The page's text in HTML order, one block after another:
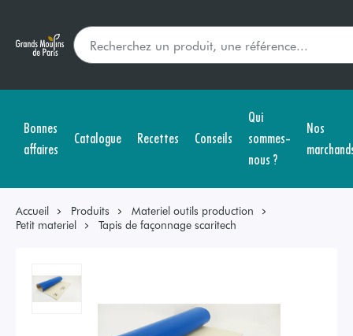
Bonnes
affaires
Catalogue Recettes Conseils
Qui
sommes-
nous ?
Nos
Accueil Produits
Materiel outils production
Petit materiel
Tapis de façonnage scaritech